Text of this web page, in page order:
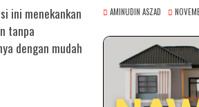
ini menekankan
tanpa
dengan mudah
AMINUDIN ASZAD